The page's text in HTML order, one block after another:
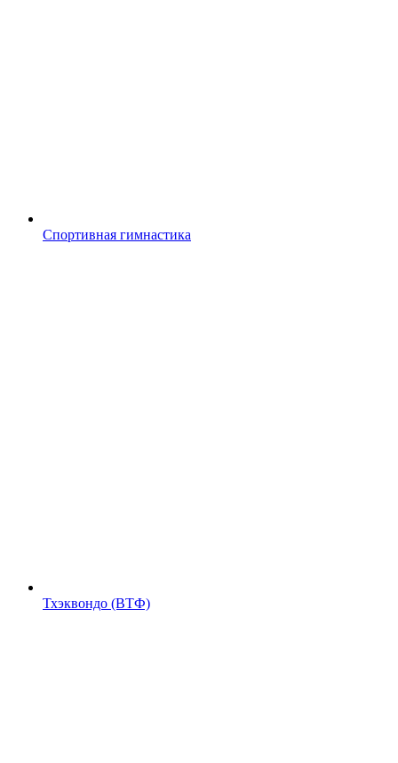
Спортивная гимнастика
Тхэквондо (ВТФ)